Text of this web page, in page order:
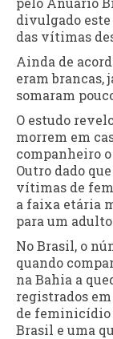
divulgado este
das vítimas
Ainda de
eram brancas,
somaram
O estudo
morrem em
companheiro
Outro dado
vítimas de
a faixa etária
para um
No Brasil, o
quando
na Bahia a
registrados em
de feminicídio
Brasil e uma